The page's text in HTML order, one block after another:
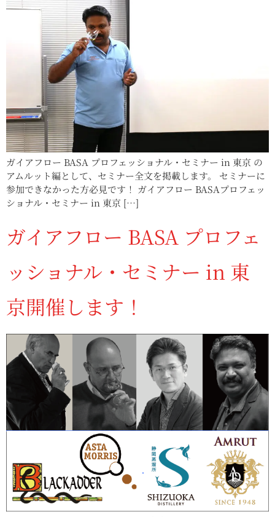
ガイアフロー BASA プロフェッショナル・セミナー in 東京 の
アムルット編として、セミナー全文を掲載します。 セミナーに
参加できなかった方必見です！ ガイアフロー BASAプロフェッ
ショナル・セミナー in 東京 […]
ガイアフロー BASA プロフェ
ッショナル・セミナー in 東
京開催します！